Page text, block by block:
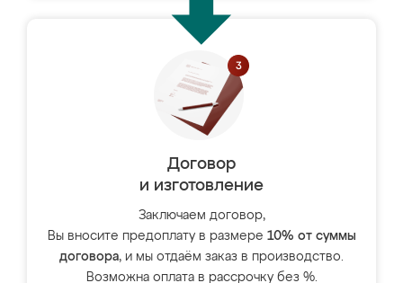
Договор
и изготовление
Заключаем договор,
Вы вносите предоплату в размере 10% от суммы
договора, и мы отдаём заказ в производство.
Возможна оплата в рассрочку без %.